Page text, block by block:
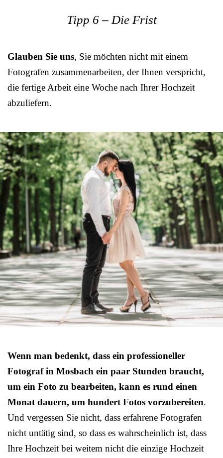
Tipp 6 – Die Frist
Glauben Sie uns, Sie möchten nicht mit einem
Fotografen zusammenarbeiten, der Ihnen verspricht,
die fertige Arbeit eine Woche nach Ihrer Hochzeit
abzuliefern.
Wenn man bedenkt, dass ein professioneller
Fotograf in Mosbach ein paar Stunden braucht,
um ein Foto zu bearbeiten, kann es rund einen
Monat dauern, um hundert Fotos vorzubereiten.
Und vergessen Sie nicht, dass erfahrene Fotografen
nicht untätig sind, so dass es wahrscheinlich ist, dass
Ihre Hochzeit bei weitem nicht die einzige Hochzeit